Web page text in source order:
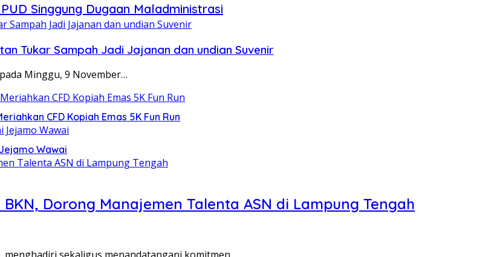
Singgung Dugaan Maladministrasi
Tukar Sampah Jadi Jajanan dan undian Suvenir
Minggu, 9 November…
CFD Kopiah Emas 5K Fun Run
Wawai
Dorong Manajemen Talenta ASN di Lampung Tengah